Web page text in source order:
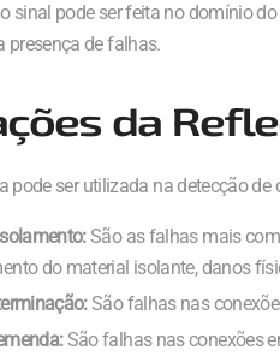
sinal pode ser feita no domínio
presença de falhas.
da
pode ser utilizada na detecção
São as falhas mais
do material isolante, danos
São falhas nas
São falhas nas conexões